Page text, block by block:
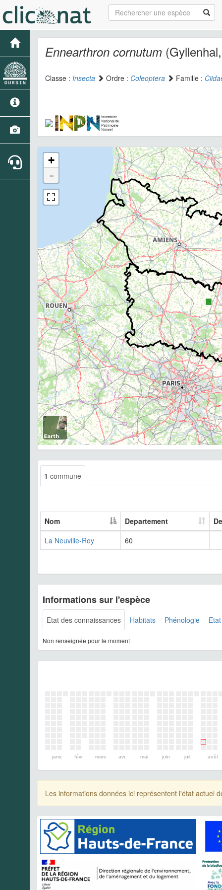
Ennearthron cornutum
Classe : Insecta Ordre : Coleoptera Famille :
+
-
1 commune
Nom Departement
La Neuville-Roy
60
Informations sur l'espèce
Etat des connaissances Habitats Phénologie
Non renseignée pour le moment
janv. févr. mars avr. mai juin juil. août
Les informations données ici représentent l'état actuel